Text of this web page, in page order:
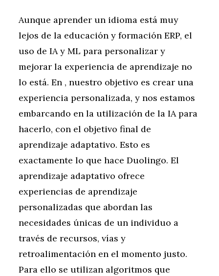
Aunque aprender un idioma está muy
lejos de la educación y formación ERP, el
uso de IA y ML para personalizar y
mejorar la experiencia de aprendizaje no
lo está. En , nuestro objetivo es crear una
experiencia personalizada, y nos estamos
embarcando en la utilización de la IA para
hacerlo, con el objetivo final de
aprendizaje adaptativo. Esto es
exactamente lo que hace Duolingo. El
aprendizaje adaptativo ofrece
experiencias de aprendizaje
personalizadas que abordan las
necesidades únicas de un individuo a
través de recursos, vías y
retroalimentación en el momento justo.
Para ello se utilizan algoritmos que